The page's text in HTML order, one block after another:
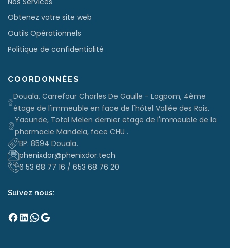
prête à être envoyée !
Obtenez votre site web
Outils Opérationnels
Politique de confidentialité
COORDONNÉES
Douala, Carrefour Charles De Gaulle - Logpom, 4ème
étage de l'immeuble en face de l'hôtel Vallée des Rois.
Yaounde, Total Melen dernier etage de l'immeuble de la
pharmacie Mandela, face CHU .
BP: 8594 Douala.
phenixdor@phenixdor.tech
6 53 68 77 16 / 653 68 76 20
Suivez nous:
Facebook LinkedIn WhatsApp Google